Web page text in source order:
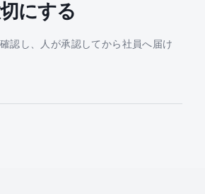
にする
認し、人が承認してから社員へ届け